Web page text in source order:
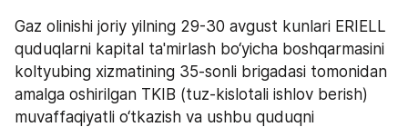
Gaz olinishi joriy yilning 29-30 avgust kunlari ERIELL
quduqlarni kapital ta'mirlash bo‘yicha boshqarmasini
koltyubing xizmatining 35-sonli brigadasi tomonidan
amalga oshirilgan TKIB (tuz-kislotali ishlov berish)
muvaffaqiyatli o‘tkazish va ushbu quduqni